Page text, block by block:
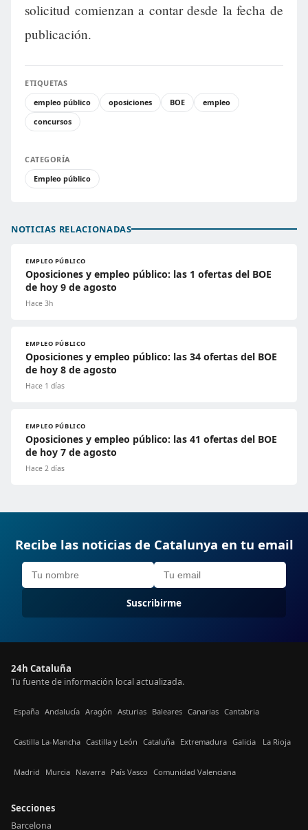
solicitud comienzan a contar desde la fecha de
publicación.
ETIQUETAS
empleo público
oposiciones BOE
empleo
concursos
CATEGORÍA
Empleo público
NOTICIAS RELACIONADAS
EMPLEO PÚBLICO
Oposiciones y empleo público: las 1 ofertas del BOE
de hoy 9 de agosto
Hace 3h
EMPLEO PÚBLICO
Oposiciones y empleo público: las 34 ofertas del BOE
de hoy 8 de agosto
Hace 1 días
EMPLEO PÚBLICO
Oposiciones y empleo público: las 41 ofertas del BOE
de hoy 7 de agosto
Hace 2 días
Recibe las noticias de Catalunya en tu email
Suscribirme
24h Cataluña
Tu fuente de información local actualizada.
España Andalucía Aragón Asturias Baleares Canarias Cantabria
Castilla La-Mancha Castilla y León Cataluña Extremadura Galicia La Rioja
Madrid Murcia Navarra País Vasco Comunidad Valenciana
Secciones
Barcelona